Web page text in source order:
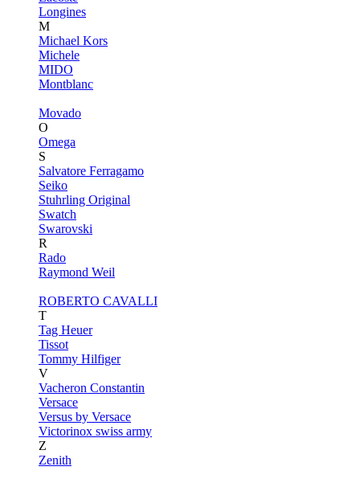
Longines
M
Michael Kors
Michele
MIDO
Montblanc
Movado
O
Omega
S
Salvatore Ferragamo
Seiko
Stuhrling Original
Swatch
Swarovski
R
Rado
Raymond Weil
ROBERTO CAVALLI
T
Tag Heuer
Tissot
Tommy Hilfiger
V
Vacheron Constantin
Versace
Versus by Versace
Victorinox swiss army
Z
Zenith